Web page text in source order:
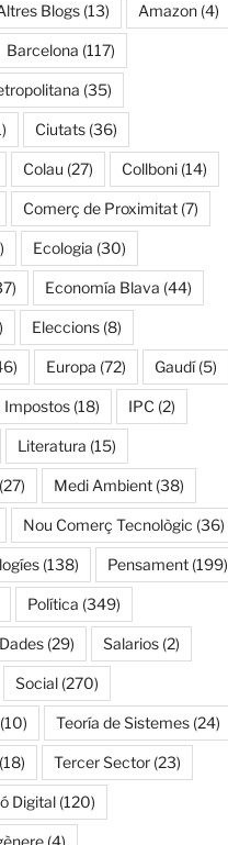
Blogs(13) Amazon(4)
Barcelona (117)
(35)
Ciutats(36)
Colau (27) Collboni(14)
Comerç de Proximitat(7)
Ecologia (30)
Economía Blava (44)
Eleccions(8)
Europa (72) Gaudí(5)
Impostos(18) IPC (2)
Literatura (15)
Medi Ambient(38)
Nou Comerç Tecnològic (36)
(138) Pensament(199)
Política (349)
(29) Salarios(2)
Social(270)
Teoría de Sistemes(24)
Tercer Sector(23)
Digital(120)